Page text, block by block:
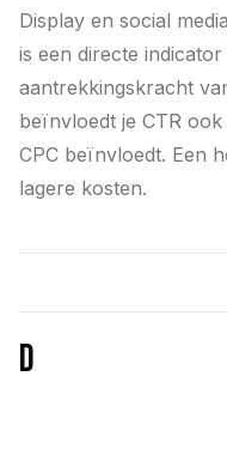
Display en social
is een directe
aantrekkingskracht
beïnvloedt je CTR
CPC beïnvloedt. Een
lagere kosten.
D